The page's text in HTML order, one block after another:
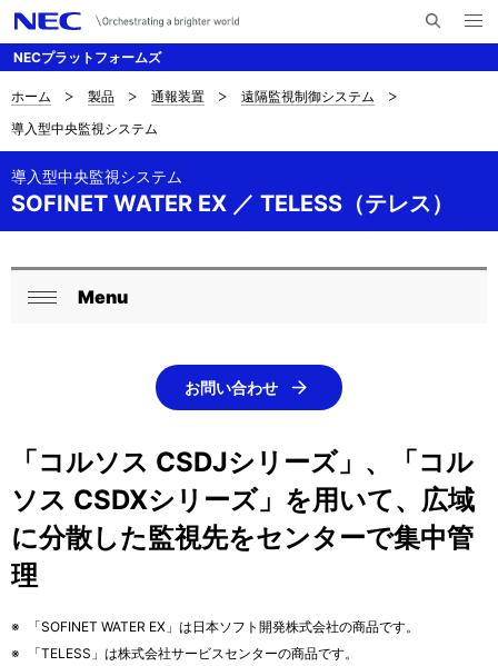
NECプラットフォームズ
メ
ニ
ナ
ビ
ゲ
ー
サ
イ
ト
内
の
現
を
表
示
し
て
ホーム 製品 通報装置
遠隔監視制御システム
導入型中央監視システム
SOFINET WATER EX ／ TELESS（テレス）
導入型中央監視システム
ロ
ナ
ビ
ゲ
ー
シ
Menu
お問い合わせ
「コルソス CSDJシリーズ」、「コル
ソス CSDXシリーズ」を用いて、広域
に分散した監視先をセンターで集中管
理
※
「SOFINET WATER EX」は日本ソフト開発株式会社の商品です。
※
「TELESS」は株式会社サービスセンターの商品です。